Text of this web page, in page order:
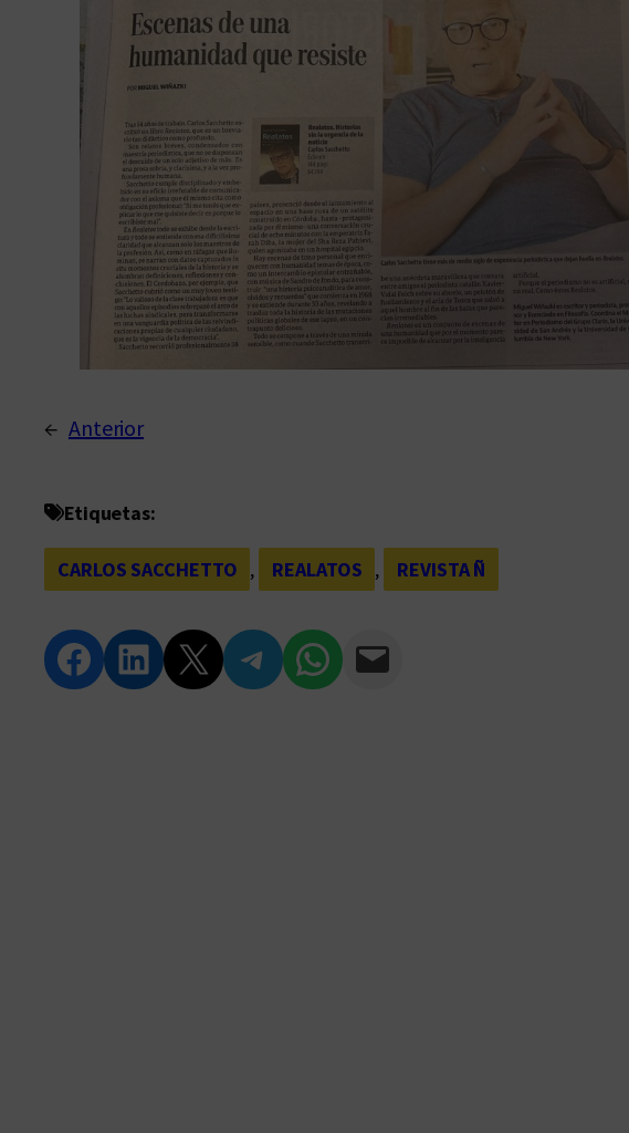
← Anterior
Etiquetas:
CARLOS SACCHETTO , REALATOS , REVISTA Ñ
Compartir en Facebook Compartir en LinkedIn Compartir en Twitter Compartir en Telegram Compartir en WhatsApp Compartir vía Email